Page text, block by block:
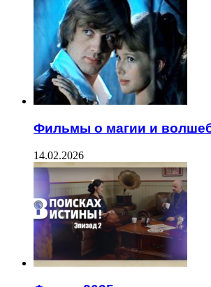
Фильмы о магии и
14.02.2026